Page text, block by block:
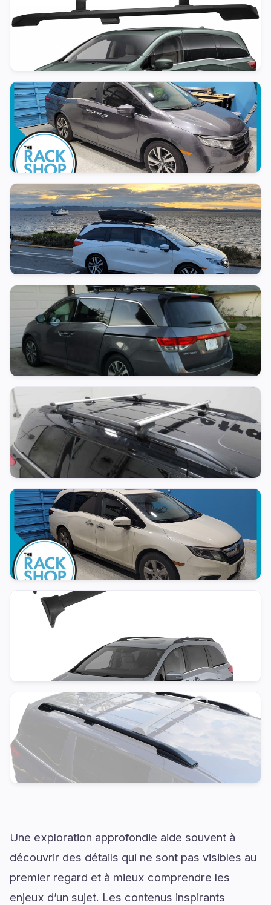
Une exploration approfondie aide souvent à
découvrir des détails qui ne sont pas visibles au
premier regard et à mieux comprendre les
enjeux d’un sujet. Les contenus inspirants